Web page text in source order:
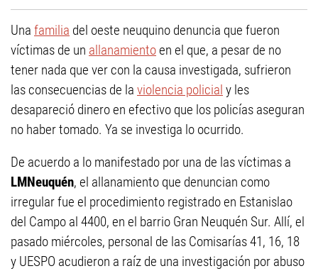
Una familia del oeste neuquino denuncia que fueron
víctimas de un allanamientoen el que, a pesar de no
tener nada que ver con la causa investigada, sufrieron
las consecuencias de la violencia policial y les
desapareció dinero en efectivo que los policías aseguran
no haber tomado. Ya se investiga lo ocurrido.
De acuerdo a lo manifestado por una de las víctimas a
LMNeuquén, el allanamiento que denuncian como
irregular fue el procedimiento registrado en Estanislao
del Campo al 4400, en el barrio Gran Neuquén Sur. Allí, el
pasado miércoles, personal de las Comisarías 41, 16, 18
y UESPO acudieron a raíz de una investigación por abuso